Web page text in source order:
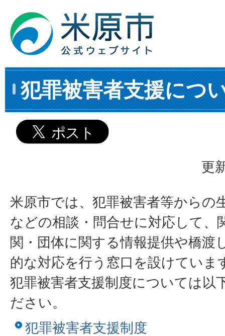
犯罪被害者支援につ
更
米原市では、犯罪被害者等からの
などの相談・問合せに対応して、
関・団体に関する情報提供や橋渡
的な対応を行う窓口を設けていま
犯罪被害者支援制度については以
ださい。
犯罪被害者支援制度